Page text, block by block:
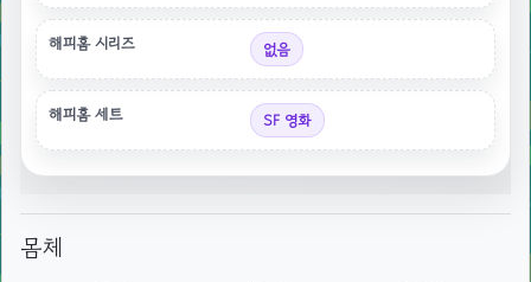
해피홈 시리즈 없음
해피홈 세트 SF 영화
몸체